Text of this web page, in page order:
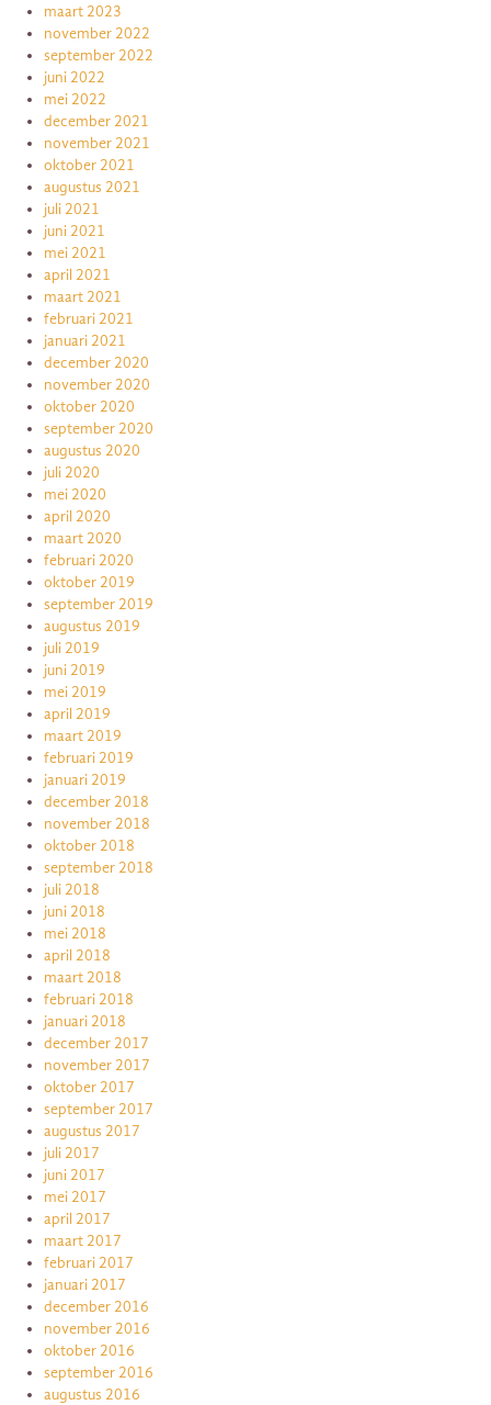
maart 2023
november 2022
september 2022
juni 2022
mei 2022
december 2021
november 2021
oktober 2021
augustus 2021
juli 2021
juni 2021
mei 2021
april 2021
maart 2021
februari 2021
januari 2021
december 2020
november 2020
oktober 2020
september 2020
augustus 2020
juli 2020
mei 2020
april 2020
maart 2020
februari 2020
oktober 2019
september 2019
augustus 2019
juli 2019
juni 2019
mei 2019
april 2019
maart 2019
februari 2019
januari 2019
december 2018
november 2018
oktober 2018
september 2018
juli 2018
juni 2018
mei 2018
april 2018
maart 2018
februari 2018
januari 2018
december 2017
november 2017
oktober 2017
september 2017
augustus 2017
juli 2017
juni 2017
mei 2017
april 2017
maart 2017
februari 2017
januari 2017
december 2016
november 2016
oktober 2016
september 2016
augustus 2016